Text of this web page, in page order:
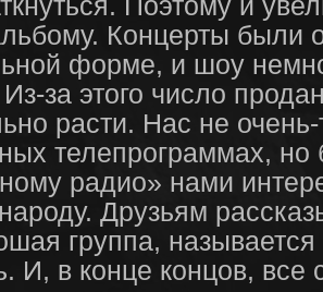
Концерты
форме, и шоу
за этого число
расти. Нас не
телепрограммах, но
радио» нами
Друзьям
группа,
И, в конце концов, все